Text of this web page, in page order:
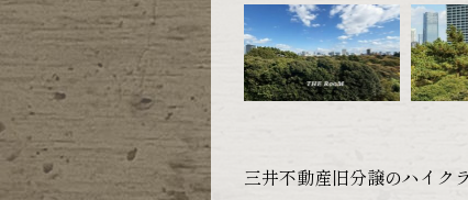
三井不動産旧分譲のハイク